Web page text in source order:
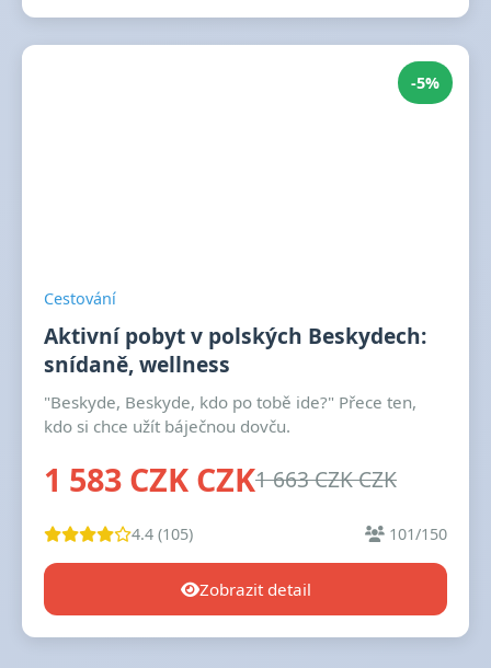
-5%
Cestování
Aktivní pobyt v polských Beskydech:
snídaně, wellness
"Beskyde, Beskyde, kdo po tobě ide?" Přece ten,
kdo si chce užít báječnou dovču.
1 583 CZK CZK1 663 CZK CZK
4.4 (105) 101/150
Zobrazit detail